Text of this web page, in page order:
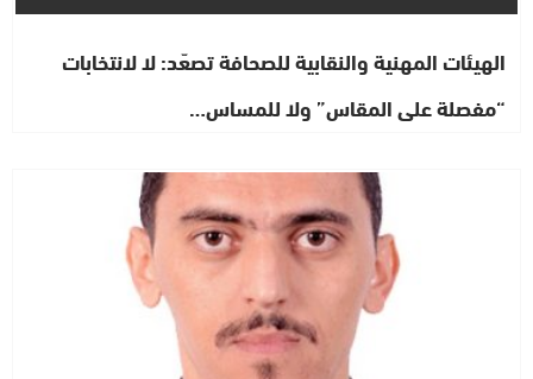
الهيئات المهنية والنقابية للصحافة تصعّد: لا لانتخابات
“مفصلة على المقاس” ولا للمساس…